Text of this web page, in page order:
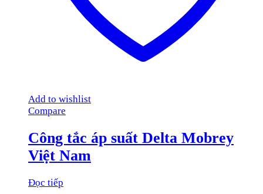
Add to wishlist
Compare
Công tắc áp suất Delta Mobrey
Việt Nam
Đọc tiếp